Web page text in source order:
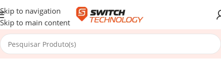
Skip to navigation
Skip to main content
Início/Periféricos/Áudio/Headsets